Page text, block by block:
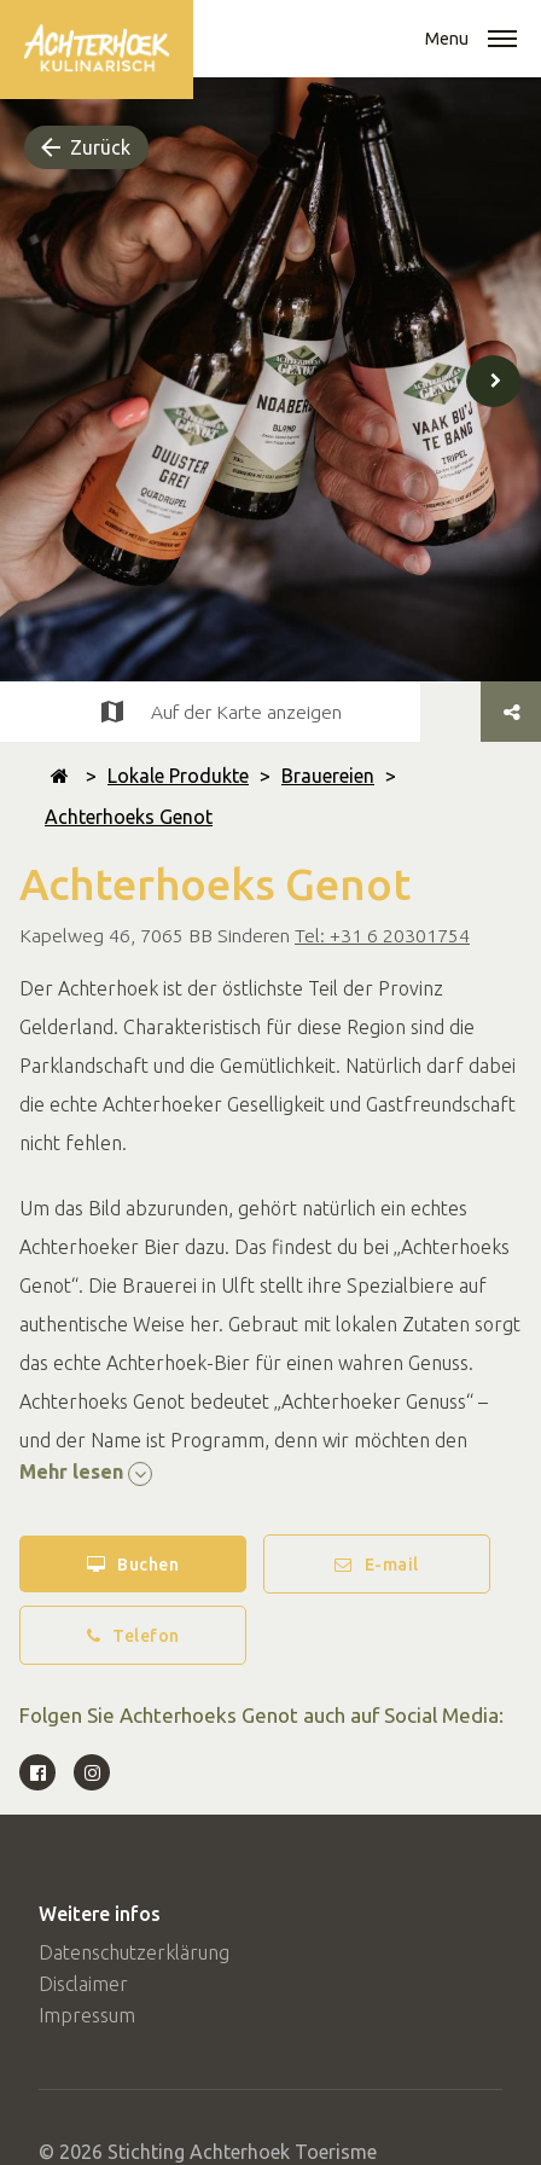
Menu
Zurück
> Lokale Produkte > Brauereien >
Achterhoeks Genot
Achterhoeks Genot
Kapelweg 46, 7065 BB Sinderen Tel: +31 6 20301754
Auf der Karte anzeigen
Der Achterhoek ist der östlichste Teil der Provinz
Gelderland. Charakteristisch für diese Region sind die
Parklandschaft und die Gemütlichkeit. Natürlich darf dabei
die echte Achterhoeker Geselligkeit und Gastfreundschaft
nicht fehlen.
Um das Bild abzurunden, gehört natürlich ein echtes
Achterhoeker Bier dazu. Das findest du bei „Achterhoeks
Genot“. Die Brauerei in Ulft stellt ihre Spezialbiere auf
authentische Weise her. Gebraut mit lokalen Zutaten sorgt
das echte Achterhoek-Bier für einen wahren Genuss.
Achterhoeks Genot bedeutet „Achterhoeker Genuss“ –
und der Name ist Programm, denn wir möchten den
Menschen echte Achterhoek-Biere näherbringen.
Mehr lesen
Buchen E-mail
Telefon
Folgen Sie Achterhoeks Genot auch auf Social Media:
Weitere infos
Datenschutzerklärung
Disclaimer
Impressum
© 2026 Stichting Achterhoek Toerisme